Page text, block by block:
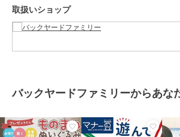
【注意点】
[対象年齢]6歳以上※乾電池は別売りです。お取
プレゼント 贈り物 ギフト お返し 引っ越し祝い
まねまねトコトコ ぬいぐるみ おしゃぺり 通販
ねまねぬいぐるみ 歩いてまねまね 歩いてモノ
取扱いショップ
バックヤードファミリーからあな